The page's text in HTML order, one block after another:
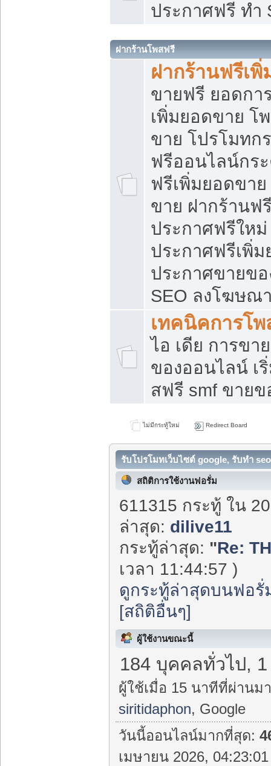
ประกาศฟรี ทำ
ฝากร้านโพสฟรี
ฝากร้านฟรีเ
ขายฟรี ยอดกา
เพิ่มยอดขาย โ
ขาย โปรโมทก
ฟรีออนไลน์กร
ฟรีเพิ่มยอดขา
ขาย ฝากร้านฟ
ประกาศฟรีใหม่
ประกาศฟรีเพิ่
ประกาศขายข
SEO ลงโฆษณ
เทคนิคการโ
ไอ เดีย การขา
ของออนไลน์ เ
สฟรี smf ขาย
ไม่มีกระทู้ใหม่ Redirect Board
รับโปรโมทเว็บไซต์ google, รับทำ
สถิติการใช้งานฟอรั่ม
611315 กระทู้ ใน
ล่าสุด: dilive11
กระทู้ล่าสุด: "Re:
เวลา 11:44:57 )
ดูกระทู้ล่าสุดบนฟอรั่
[สถิติอื่นๆ]
ผู้ใช้งานขณะนี้
184 บุคคลทั่วไป,
ผู้ใช้เมื่อ 15 นาทีที่ผ่านม
siritidaphon, Google
วันนี้ออนไลน์มากที่สุด:
เมษายน 2026,